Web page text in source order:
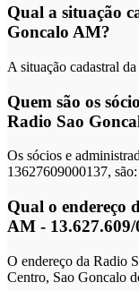
Qual a situação
Goncalo AM?
A situação cadastral
Quem são os
Radio Sao
Os sócios e
13627609000137,
Qual o endereço
AM - 13.627.609/
O endereço da Radio
Centro, Sao Goncalo